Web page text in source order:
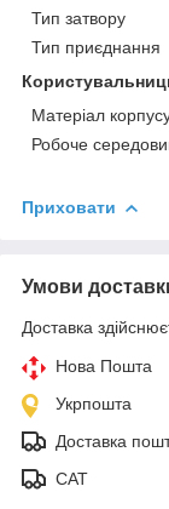
Тип затвору
Тип приєднання
Матеріал
Робоче
Приховати
Умови
Доставка
Нова Пошта
Укрпошта
Доставка
САТ